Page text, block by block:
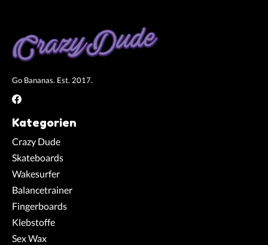
Go Bananas. Est. 2017.
Kategorien
Crazy Dude
Skateboards
Wakesurfer
Balancetrainer
Fingerboards
Klebstoffe
Sex Wax